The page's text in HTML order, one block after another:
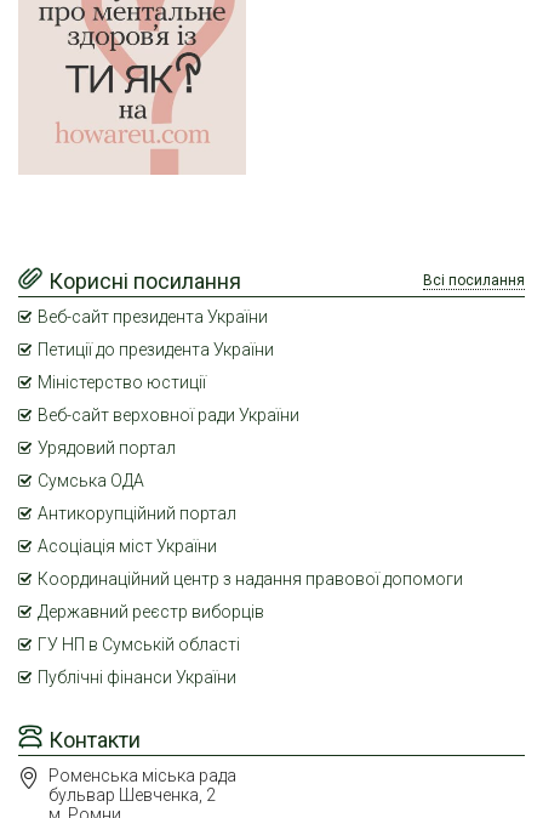
Контакти
Роменська міська рада
бульвар Шевченка, 2
Корисні посилання Всі посилання
Веб-сайт президента України
Петиції до президента України
Міністерство юстиції
Веб-сайт верховної ради України
Урядовий портал
Сумська ОДА
Антикорупційний портал
Асоціація міст України
Координаційний центр з надання правової допомоги
Державний реєстр виборців
ГУ НП в Сумській області
Публічні фінанси України